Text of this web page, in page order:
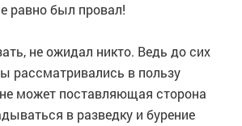
равно был провал!
не ожидал никто. Ведь до сих
рассматривались в пользу
может поставляющая сторона
в разведку и бурение